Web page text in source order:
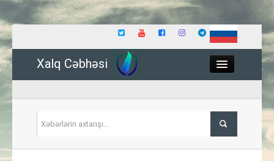
Xalq Cəbhəsi